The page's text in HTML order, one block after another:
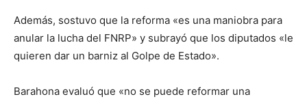
Además, sostuvo que la reforma «es una maniobra para
anular la lucha del FNRP» y subrayó que los diputados «le
quieren dar un barniz al Golpe de Estado».
Barahona evaluó que «no se puede reformar una